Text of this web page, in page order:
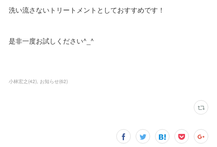
洗い流さないトリートメントとしておすすめです！
是非一度お試しください^_^
小林宏之 (42) お知らせ(62)